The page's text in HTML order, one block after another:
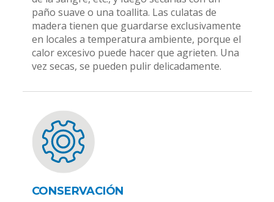
paño suave o una toallita. Las culatas de
madera tienen que guardarse exclusivamente
en locales a temperatura ambiente, porque el
calor excesivo puede hacer que agrieten. Una
vez secas, se pueden pulir delicadamente.
CONSERVACIÓN